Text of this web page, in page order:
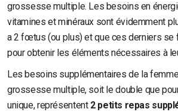
grossesse multiple. Les besoins en
vitamines et minéraux sont évidemment
a 2 fœtus (ou plus) et que ces derniers se
pour obtenir les éléments nécessaires à
Les besoins supplémentaires de la
grossesse multiple, soit le double que
unique, représentent 2 petits repas